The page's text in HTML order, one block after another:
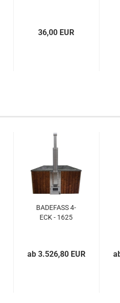
36,00 EUR
BADEFASS 4-
ECK - 1625
ab 3.526,80 EUR